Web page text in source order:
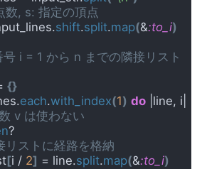
数, s: 指定の頂点
shift.split.map(&:to_i)
i = 1 から n までの隣接リスト
{}
each.with_index(1) do |line, i|
v は使わない
?
リストに経路を格納
[i / 2] = line.split.map(&:to_i)